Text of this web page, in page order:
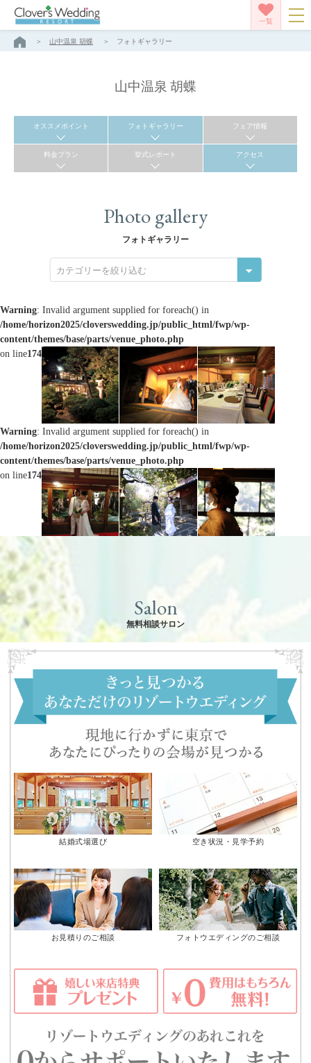
一覧
山中温泉 胡蝶 フォトギャラリー
山中温泉 胡蝶
オススメポイント フォトギャラリー フェア情報
料金プラン 挙式レポート アクセス
Photo gallery
フォトギャラリー
カテゴリーを絞り込む
Warning: Invalid argument supplied for foreach() in
/home/horizon2025/cloverswedding.jp/public_html/fwp/wp-
content/themes/base/parts/venue_photo.php
on line174
Warning: Invalid argument supplied for foreach() in
/home/horizon2025/cloverswedding.jp/public_html/fwp/wp-
content/themes/base/parts/venue_photo.php
on line174
Salon
無料相談サロン
結婚式場選び 空き状況・見学予約
お見積りのご相談 フォトウエディングのご相談